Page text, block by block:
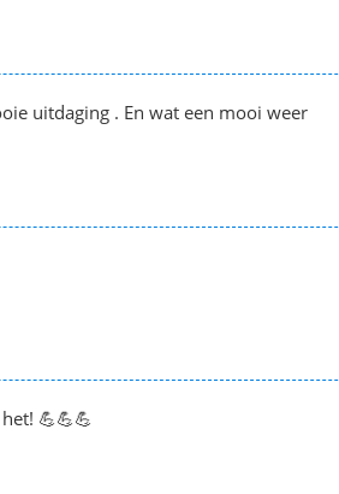
uitdaging . En wat een mooi weer
💪💪💪